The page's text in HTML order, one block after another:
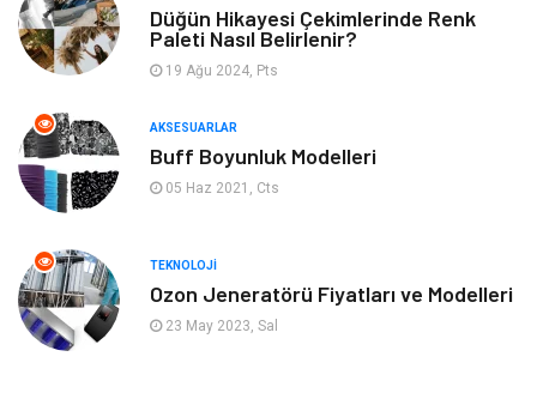
Gençlik & Eğlence Keyif & Hobi
Aksesuarlar
Mobilya
Gayrimenkul
Ev İşleri
Astroloji
Düğün Hikayesi Çekimlerinde Renk
Paleti Nasıl Belirlenir?
19 Ağu 2024, Pts
AKSESUARLAR
Buff Boyunluk Modelleri
05 Haz 2021, Cts
TEKNOLOJI
Ozon Jeneratörü Fiyatları ve Modelleri
23 May 2023, Sal